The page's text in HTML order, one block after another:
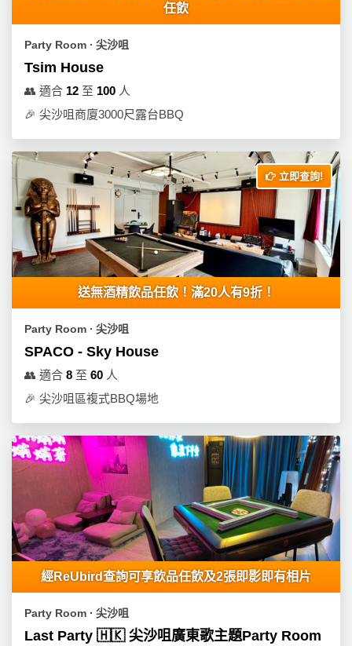
蛋
糕
花
束
及
藝
品
訂
製
禮
物
地
佈
置
即
食
系
列
會
及
拍
慶
生
日
企
業
/
公
司
活
婚
禮
親
子
活
動
會
需
知
間
神
器
情
侶
清
單
關
任飲
Party Room ∙ 尖沙咀
Tsim House
👥 適合 12 至 100 人
🎉 尖沙咀商廈3000尺露台BBQ
立即查詢!
送無酒精飲品任飲！滿20人有9折！
Party Room ∙ 尖沙咀
SPACO - Sky House
👥 適合 8 至 60 人
🎉 尖沙咀區複式BBQ場地
經ReUbird查詢可享飲品任飲及2張即影即有相片
Party Room ∙ 尖沙咀
Last Party 🇭🇰 尖沙咀廣東歌主題Party Room